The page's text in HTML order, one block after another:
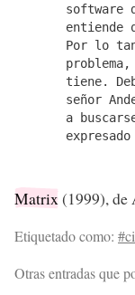
software
entiende
Por lo
tiene.
señor
a
Matrix(1999), de
Etiquetado como:
Otras entradas que